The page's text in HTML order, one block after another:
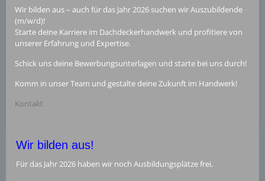
Wir bilden aus – auch für das Jahr 2026 suchen wir Auszubildende
(m/w/d)!
Starte deine Karriere im Dachdeckerhandwerk und profitiere von
unserer Erfahrung und Expertise.
Schick uns deine Bewerbungsunterlagen und starte bei uns durch!
Komm in unser Team und gestalte deine Zukunft im Handwerk!
Kontakt
Wir bilden aus!
Für das Jahr 2026 haben wir noch Ausbildungsplätze frei.